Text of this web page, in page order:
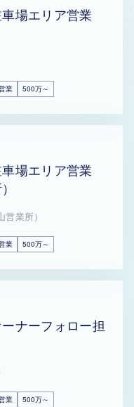
場エリア営業
業 500万～
場エリア営業
業所）
業 500万～
ナーフォロー担
業 500万～